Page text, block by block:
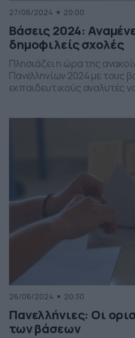
27/06/2024 20:00
Βάσεις 2024:
δημοφιλείς σχολές
Πλησιάζει η ώρα της
Πανελληνίων 2024 με τους
εκπαιδευτικούς αναλυτές
26/06/2024 20:30
Πανελλήνιες: Οι
των βάσεων